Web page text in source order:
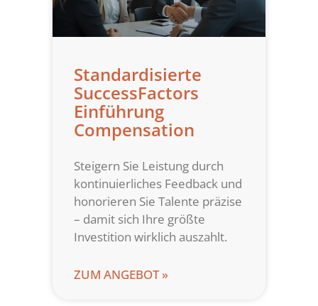
Standardisierte
SuccessFactors
Einführung
Compensation
Steigern Sie Leistung durch
kontinuierliches Feedback und
honorieren Sie Talente präzise
– damit sich Ihre größte
Investition wirklich auszahlt.
ZUM ANGEBOT »